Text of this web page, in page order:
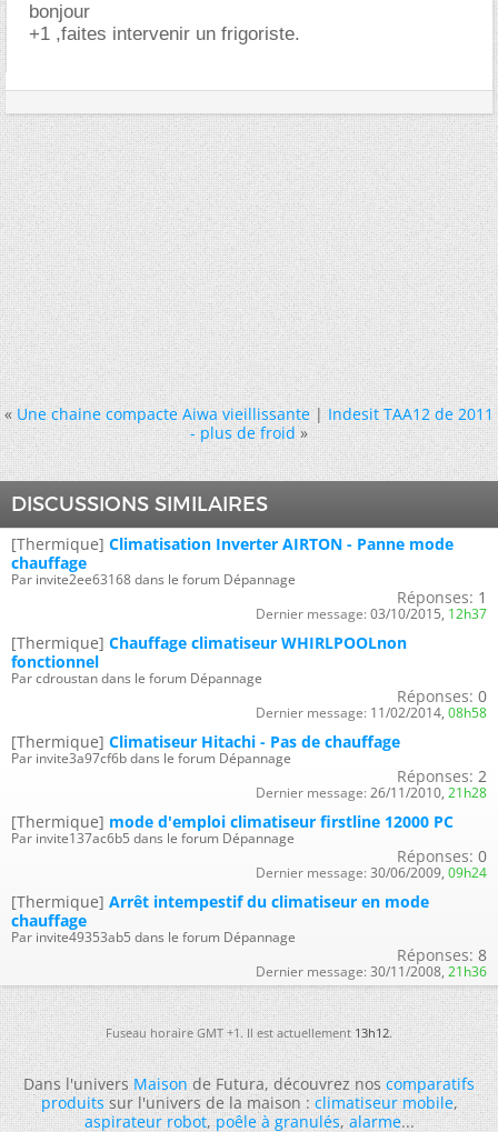
bonjour
+1 ,faites intervenir un frigoriste.
« Une chaine compacte Aiwa vieillissante|Indesit TAA12 de 2011
- plus de froid »
DISCUSSIONS SIMILAIRES
[Thermique] Climatisation Inverter AIRTON - Panne mode
chauffage
Par invite2ee63168 dans le forum Dépannage
Réponses: 1
Dernier message: 03/10/2015, 12h37
[Thermique] Chauffage climatiseur WHIRLPOOLnon
fonctionnel
Par cdroustan dans le forum Dépannage
Réponses: 0
Dernier message: 11/02/2014, 08h58
[Thermique] Climatiseur Hitachi - Pas de chauffage
Par invite3a97cf6b dans le forum Dépannage
Réponses: 2
Dernier message: 26/11/2010, 21h28
[Thermique] mode d'emploi climatiseur firstline 12000 PC
Par invite137ac6b5 dans le forum Dépannage
Réponses: 0
Dernier message: 30/06/2009, 09h24
[Thermique] Arrêt intempestif du climatiseur en mode
chauffage
Par invite49353ab5 dans le forum Dépannage
Réponses: 8
Dernier message: 30/11/2008, 21h36
Fuseau horaire GMT +1. Il est actuellement13h12.
Dans l'universMaisonde Futura, découvrez noscomparatifs
produitssur l'univers de la maison :climatiseur mobile,
aspirateur robot,poêle à granulés,alarme...